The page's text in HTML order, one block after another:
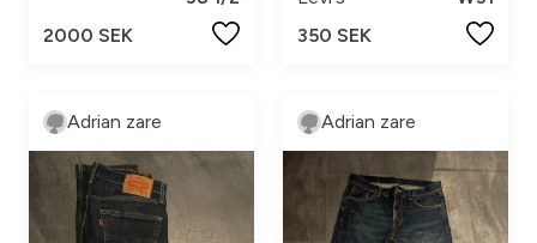
2000 SEK
350 SEK
Adrian zare Adrian zare